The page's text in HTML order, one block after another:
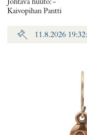
Johtava huuto:-
Kaivopihan Pantti
11.8.2026